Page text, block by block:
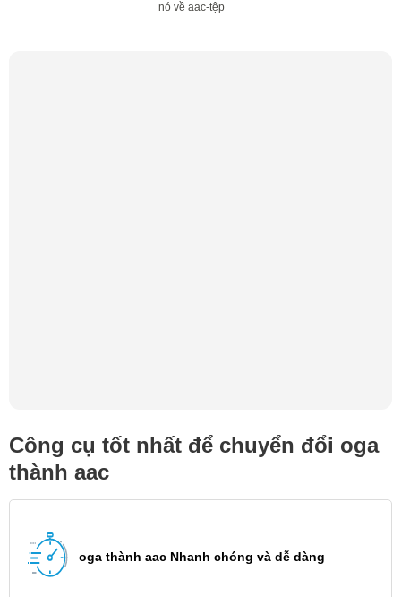
nó về aac-tệp
Công cụ tốt nhất để chuyển đổi oga
thành aac
oga thành aac Nhanh chóng và dễ dàng